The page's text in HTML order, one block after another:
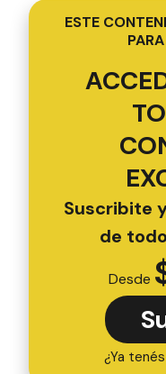
ESTE
Suscribite
de
Desde
¿Ya